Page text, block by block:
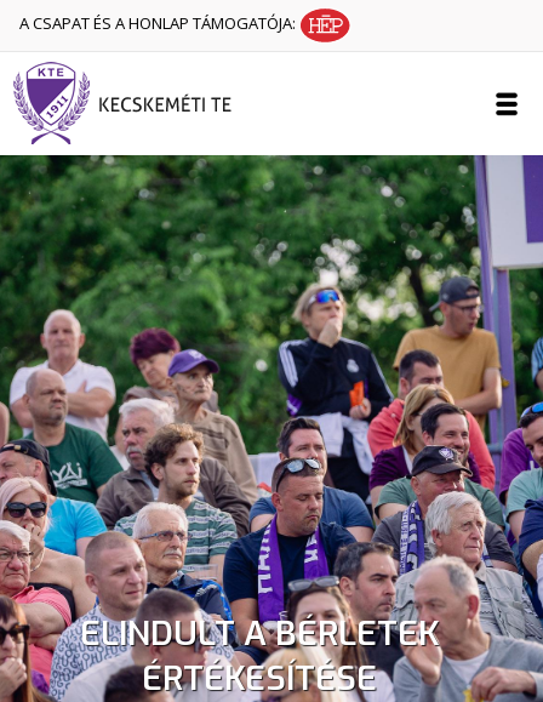
A CSAPAT ÉS A HONLAP TÁMOGATÓJA:
ELINDULT A BÉRLETEK
ÉRTÉKESÍTÉSE